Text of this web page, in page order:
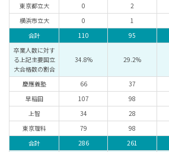
東京都立大
0 2
横浜市立大
0 1
合計
110 95
卒業人数に対す
る上記主要国立
大合格数の割合
34.8% 29.2%
慶應義塾 66 37
早稲田
107 98
上智
34 28
東京理科
79 98
合計
286 261